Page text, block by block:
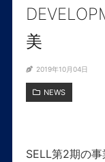
美
2019年10月04日
NEWS
SELL第2期の